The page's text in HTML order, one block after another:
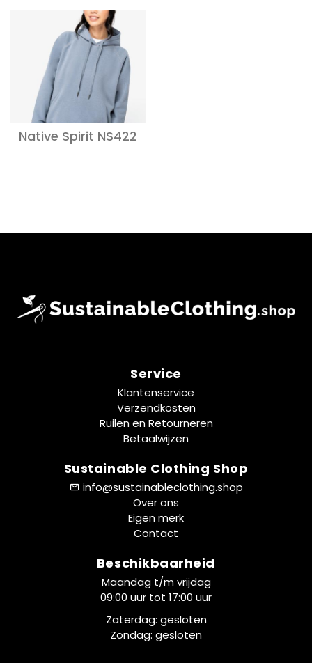
Native Spirit NS422
Service
Klantenservice
Verzendkosten
Ruilen en Retourneren
Betaalwijzen
Sustainable Clothing Shop
info@sustainableclothing.shop
Over ons
Eigen merk
Contact
Beschikbaarheid
Maandag t/m vrijdag
09:00 uur tot 17:00 uur
Zaterdag: gesloten
Zondag: gesloten